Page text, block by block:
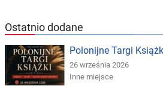
Ostatnio dodane
Polonijne Targi
26 września 2026
Inne miejsce